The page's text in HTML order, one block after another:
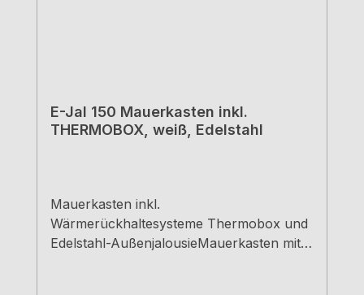
E-Jal 150 Mauerkasten inkl.
THERMOBOX, weiß, Edelstahl
Mauerkasten inkl.
Wärmerückhaltesysteme Thermobox und
Edelstahl-AußenjalousieMauerkasten mit